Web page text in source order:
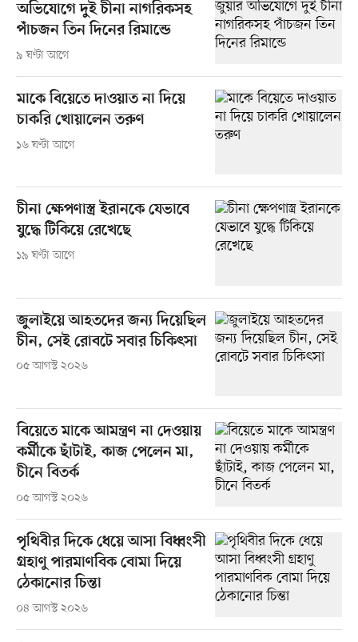
অভিযোগে দুই চীনা নাগরিকসহ
পাঁচজন তিন দিনের রিমান্ডে
৯ ঘণ্টা আগে
মাকে বিয়েতে দাওয়াত না দিয়ে
চাকরি খোয়ালেন তরুণ
১৬ ঘণ্টা আগে
চীনা ক্ষেপণাস্ত্র ইরানকে যেভাবে
যুদ্ধে টিকিয়ে রেখেছে
১৯ ঘণ্টা আগে
জুলাইয়ে আহতদের জন্য দিয়েছিল
চীন, সেই রোবটে সবার চিকিৎসা
০৫ আগস্ট ২০২৬
বিয়েতে মাকে আমন্ত্রণ না দেওয়ায়
কর্মীকে ছাঁটাই, কাজ পেলেন মা,
চীনে বিতর্ক
০৫ আগস্ট ২০২৬
পৃথিবীর দিকে ধেয়ে আসা বিধ্বংসী
গ্রহাণু পারমাণবিক বোমা দিয়ে
ঠেকানোর চিন্তা
০৪ আগস্ট ২০২৬